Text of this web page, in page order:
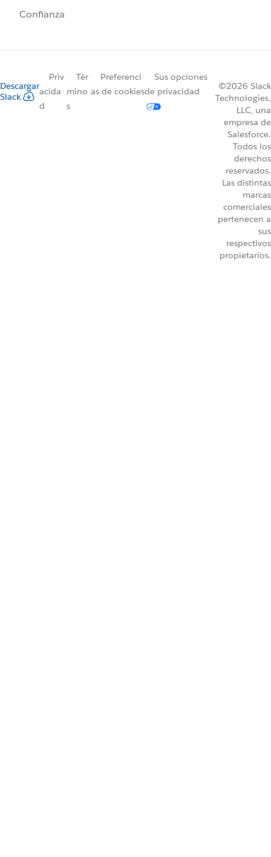
Confianza
Descargar
Slack
Priv
acida
d
Tér
mino
s
Preferenci
as de cookies
Sus opciones
de privacidad
©2026 Slack
Technologies,
LLC, una
empresa de
Salesforce.
Todos los
derechos
reservados.
Las distintas
marcas
comerciales
pertenecen a
sus
respectivos
propietarios.